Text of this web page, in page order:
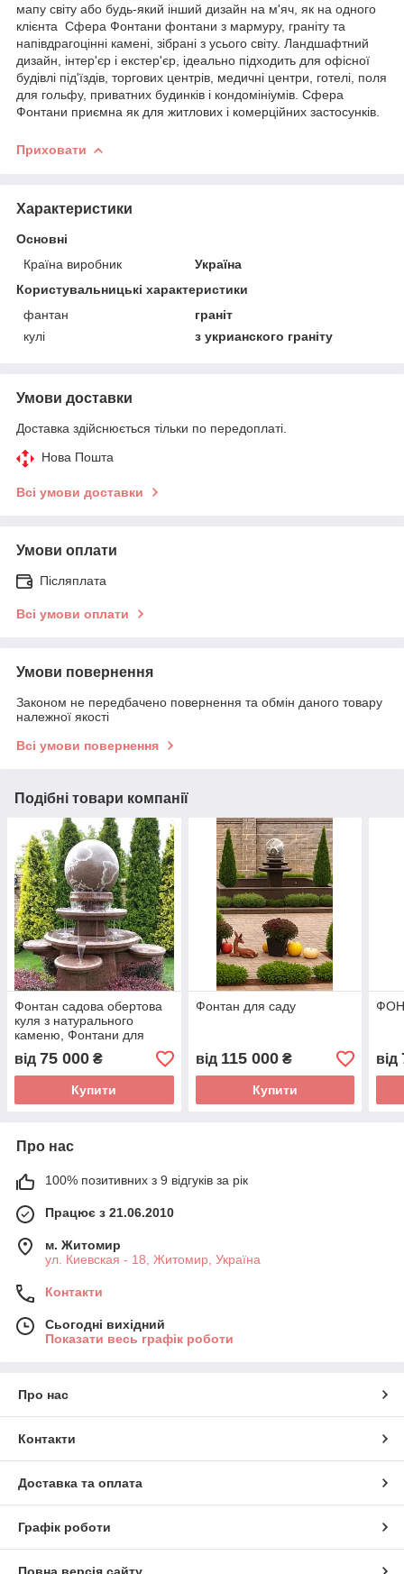
мапу світу або будь-який інший дизайн на м'яч, як на одного
клієнта Сфера Фонтани фонтани з мармуру, граніту та
напівдрагоцінні камені, зібрані з усього світу. Ландшафтний
дизайн, інтер'єр і екстер'єр, ідеально підходить для офісної
будівлі під'їздів, торгових центрів, медичні центри, готелі, поля
для гольфу, приватних будинків і кондомініумів. Сфера
Фонтани приємна як для житлових і комерційних застосунків.
Приховати
Характеристики
Основні
Країна виробник
Україна
Користувальницькі характеристики
фантан
граніт
кулі
з укрианского граніту
Умови доставки
Доставка здійснюється тільки по передоплаті.
Нова Пошта
Всі умови доставки
Умови оплати
Післяплата
Всі умови оплати
Умови повернення
Законом не передбачено повернення та обмін даного товару
належної якості
Всі умови повернення
Подібні товари компанії
Фонтан садова обертова
куля з натурального
каменю, Фонтани для
приміщень, Фонтан
плавальна куля,
встановлення
від 75 000 ₴
Купити
Фонтан для саду
від 115 000₴
Купити
від
Про нас
100% позитивних з 9 відгуків за рік
Працює з 21.06.2010
м. Житомир
ул. Киевская - 18, Житомир, Україна
Контакти
Сьогодні вихідний
Показати весь графік роботи
Про нас
Контакти
Доставка та оплата
Графік роботи